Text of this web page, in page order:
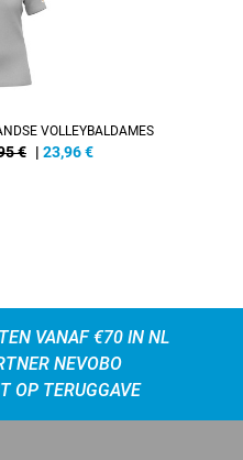
VOLLEYBALDAMES
€ | 23,96€
VANAF €70 IN NL
NEVOBO
OP TERUGGAVE